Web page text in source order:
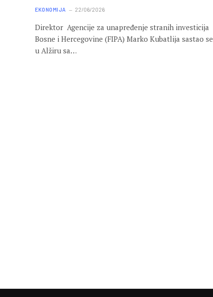
EKONOMIJA 22/06/2026
Direktor Agencije za unapređenje stranih investicija
Bosne i Hercegovine (FIPA) Marko Kubatlija sastao se
u Alžiru sa…